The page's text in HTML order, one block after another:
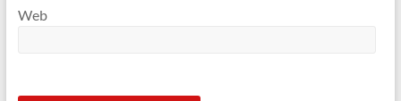
Web